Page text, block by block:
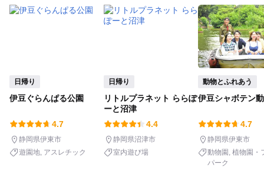
サファリパーク
植物園・フラワーパー
ク
釣り
潮干狩り 社会見学
日帰り
伊豆ぐらんぱる公園
4.7
静岡県伊東市
遊園地 アスレチック
日帰り
リトルプラネット ららぽ
ーと沼津
4.4
静岡県沼津市
室内遊び場
動物とふれあう
伊豆シャボテン
4.7
静岡県伊東市
動物園 植物園・
パーク